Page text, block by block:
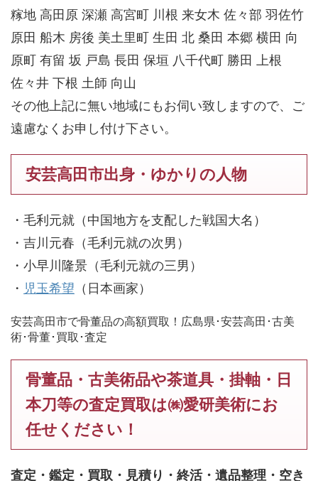
糘地 高田原 深瀬 高宮町 川根 来女木 佐々部 羽佐竹
原田 船木 房後 美土里町 生田 北 桑田 本郷 横田 向
原町 有留 坂 戸島 長田 保垣 八千代町 勝田 上根
佐々井 下根 土師 向山
その他上記に無い地域にもお伺い致しますので、ご
遠慮なくお申し付け下さい。
安芸高田市出身・ゆかりの人物
・毛利元就（中国地方を支配した戦国大名）
・吉川元春（毛利元就の次男）
・小早川隆景（毛利元就の三男）
・ 児玉希望 （日本画家）
安芸高田市で骨董品の高額買取！広島県･安芸高田･古美
術･骨董･買取･査定
骨董品・古美術品や茶道具・掛軸・日
本刀等の査定買取は㈱愛研美術にお
任せください！
査定・鑑定・買取・見積り・終活・遺品整理・空き